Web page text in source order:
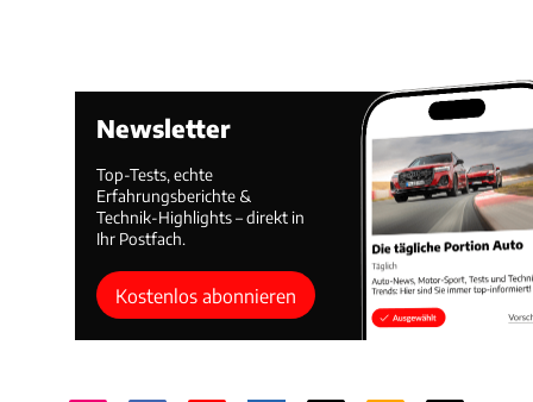
Newsletter
Top-Tests, echte
Erfahrungsberichte &
Technik-Highlights – direkt in
Ihr Postfach.
Kostenlos abonnieren